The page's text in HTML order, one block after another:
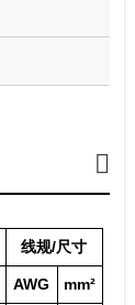
线规/尺寸
AWG mm²